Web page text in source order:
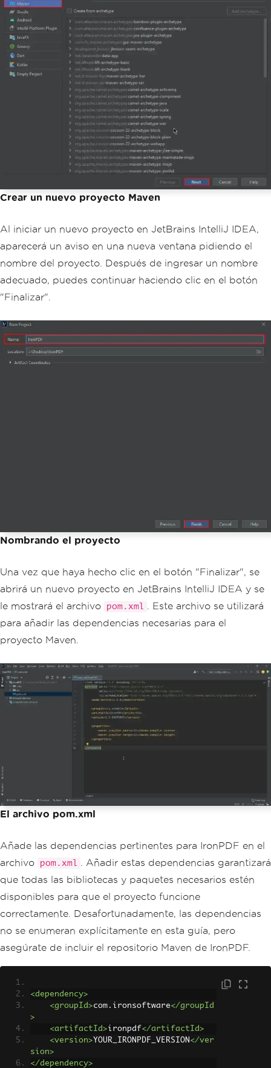
Crear un nuevo proyecto Maven
Al iniciar un nuevo proyecto en JetBrains IntelliJ IDEA,
aparecerá un aviso en una nueva ventana pidiendo el
nombre del proyecto. Después de ingresar un nombre
adecuado, puedes continuar haciendo clic en el botón
"Finalizar".
Nombrando el proyecto
Una vez que haya hecho clic en el botón "Finalizar", se
abrirá un nuevo proyecto en JetBrains IntelliJ IDEA y se
le mostrará el archivo
pom.xml
. Este archivo se utilizará
para añadir las dependencias necesarias para el
proyecto Maven.
El archivo pom.xml
Añade las dependencias pertinentes para IronPDF en el
archivo
pom.xml
. Añadir estas dependencias garantizará
que todas las bibliotecas y paquetes necesarios estén
disponibles para que el proyecto funcione
correctamente. Desafortunadamente, las dependencias
no se enumeran explícitamente en esta guía, pero
asegúrate de incluir el repositorio Maven de IronPDF.
<dependency>
<groupId>com.ironsoftware</groupId
>
<artifactId>ironpdf</artifactId>
<version>YOUR_IRONPDF_VERSION</ver
sion>
</dependency>